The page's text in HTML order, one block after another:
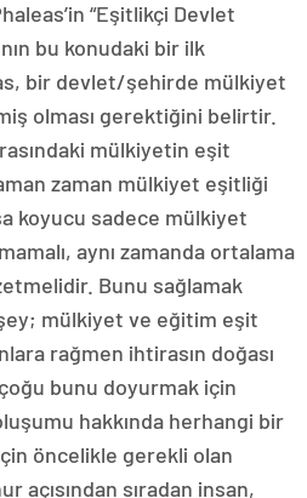
“Eşitlikçi Devlet
bu konudaki bir ilk
bir devlet/şehirde mülkiyet
olması gerektiğini belirtir.
mülkiyetin eşit
zaman mülkiyet eşitliği
koyucu sadece mülkiyet
aynı zamanda ortalama
Bunu sağlamak
mülkiyet ve eğitim eşit
rağmen ihtirasın doğası
çoğu bunu doyurmak için
hakkında herhangi bir
öncelikle gerekli olan
açısından sıradan insan,